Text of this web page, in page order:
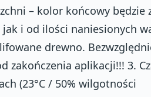
– kolor końcowy będzie
i od ilości naniesionych
drewno.
aplikacji!!! 3.
(23°C / 50% wilgotności